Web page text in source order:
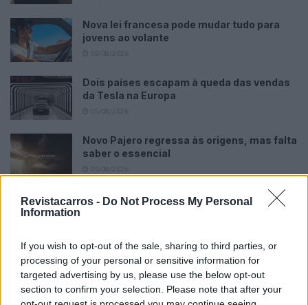
Revistacarros - Do Not Process My Personal
Information
If you wish to opt-out of the sale, sharing to third parties, or
processing of your personal or sensitive information for
targeted advertising by us, please use the below opt-out
section to confirm your selection. Please note that after your
Nova lei francesa pode mudar tudo para
jovens ao volante
Dois países escapam à queda das vendas
da Tesla na Europa
Novo Pajero regressa às origens, mas falta
saber o essencial
Tags: 50 anos Lancia Ralis Stratos